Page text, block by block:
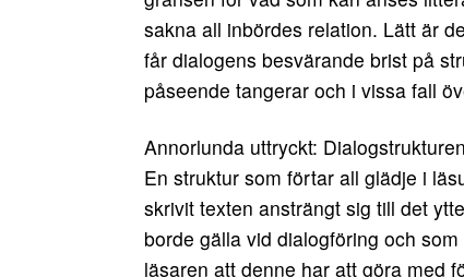
sakna all inbördes relation. Lätt är
får dialogens besvärande brist på
påseende tangerar och i vissa fall
Annorlunda uttryckt:
En struktur som förtar all glädje i
skrivit texten ansträngt sig till det
borde gälla vid dialogföring och
läsaren att denne har att göra med